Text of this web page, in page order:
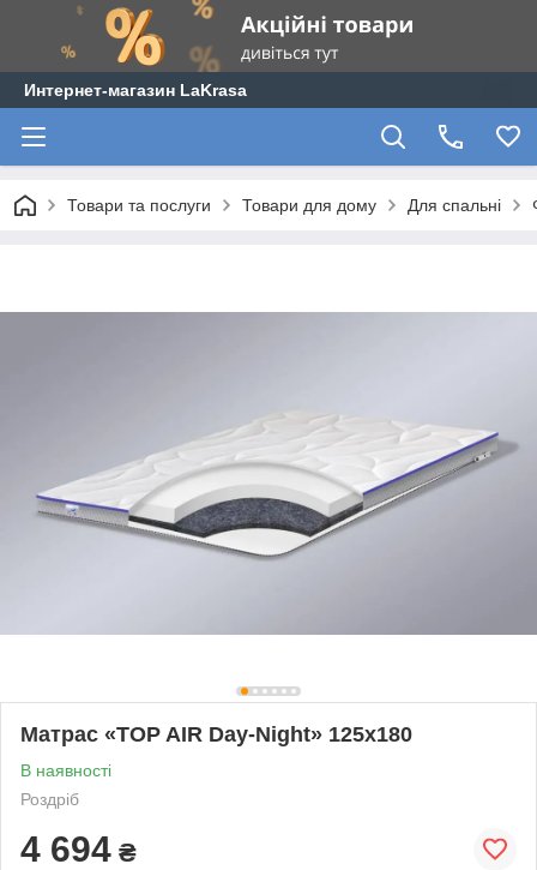
Интернет-магазин LaKrasa
Товари та послуги Товари для дому Для спальні
Матрас «TOP AIR Day-Night» 125x180
В наявності
Роздріб
4 694 ₴